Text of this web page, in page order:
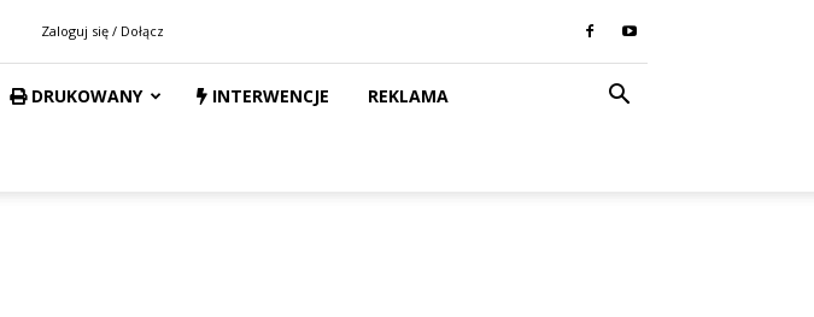
Zaloguj się / Dołącz
DRUKOWANY INTERWENCJE REKLAMA